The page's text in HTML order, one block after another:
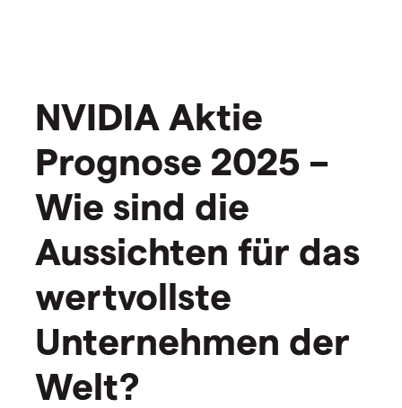
NVIDIA Aktie
Prognose 2025 –
Wie sind die
Aussichten für das
wertvollste
Unternehmen der
Welt?